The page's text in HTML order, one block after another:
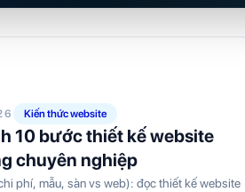
Kiến thức website
10 bước thiết kế website
chuyên nghiệp
phí, mẫu, sàn vs web): đọc thiết kế website